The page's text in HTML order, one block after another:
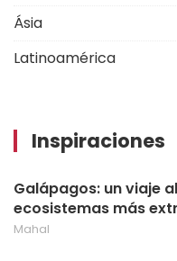
Ásia
Latinoamérica
Inspiraciones
Galápagos: un viaje
ecosistemas más
Mahal